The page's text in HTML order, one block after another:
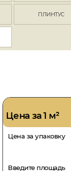
ПЛИНТУС
Цена за 1 м²
Цена за упаковку
Введите площадь